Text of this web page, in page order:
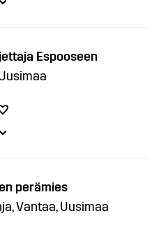
Espooseen
perämies
Vantaa, Uusimaa